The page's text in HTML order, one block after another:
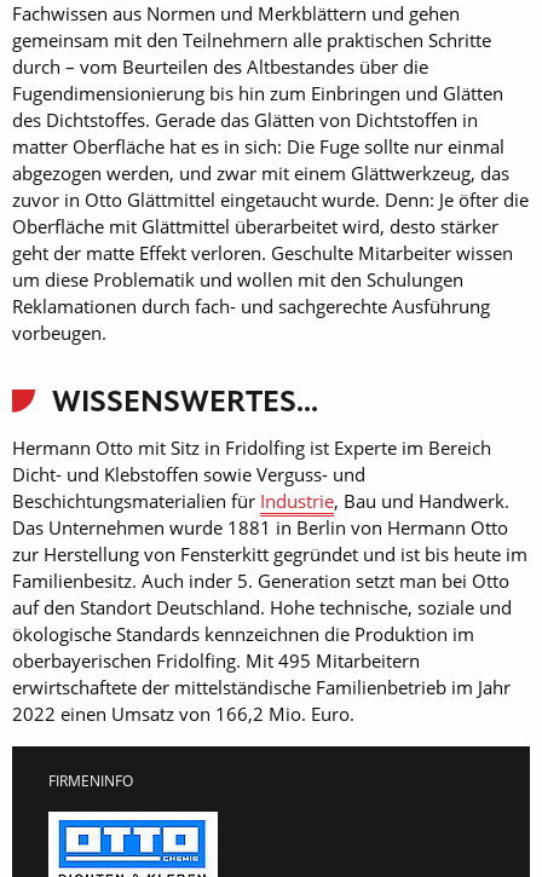
Fachwissen aus Normen und Merkblättern und gehen
gemeinsam mit den Teilnehmern alle praktischen Schritte
durch – vom Beurteilen des Altbestandes über die
Fugendimensionierung bis hin zum Einbringen und Glätten
des Dichtstoffes. Gerade das Glätten von Dichtstoffen in
matter Oberfläche hat es in sich: Die Fuge sollte nur einmal
abgezogen werden, und zwar mit einem Glättwerkzeug, das
zuvor in Otto Glättmittel eingetaucht wurde. Denn: Je öfter die
Oberfläche mit Glättmittel überarbeitet wird, desto stärker
geht der matte Effekt verloren. Geschulte Mitarbeiter wissen
um diese Problematik und wollen mit den Schulungen
Reklamationen durch fach- und sachgerechte Ausführung
vorbeugen.
WISSENSWERTES...
Hermann Otto mit Sitz in Fridolfing ist Experte im Bereich
Dicht- und Klebstoffen sowie Verguss- und
Beschichtungsmaterialien für Industrie, Bau und Handwerk.
Das Unternehmen wurde 1881 in Berlin von Hermann Otto
zur Herstellung von Fensterkitt gegründet und ist bis heute im
Familienbesitz. Auch inder 5. Generation setzt man bei Otto
auf den Standort Deutschland. Hohe technische, soziale und
ökologische Standards kennzeichnen die Produktion im
oberbayerischen Fridolfing. Mit 495 Mitarbeitern
erwirtschaftete der mittelständische Familienbetrieb im Jahr
2022 einen Umsatz von 166,2 Mio. Euro.
FIRMENINFO